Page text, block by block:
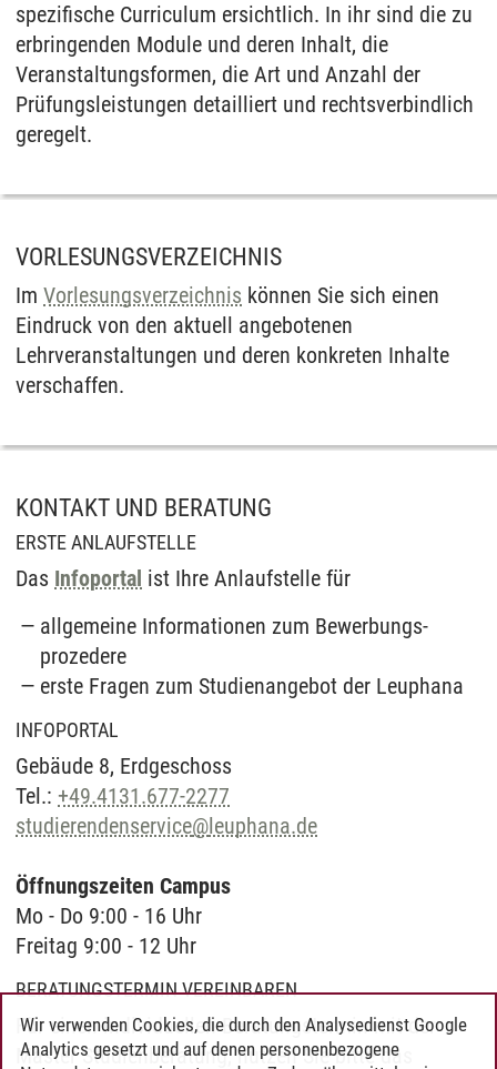
spezifische Curriculum ersichtlich. In ihr sind die zu
erbringenden Module und deren Inhalt, die
Veranstaltungs­formen, die Art und Anzahl der
Prüfungs­leistungen detailliert und rechts­verbindlich
geregelt.
VORLESUNGSVERZEICHNIS
Im Vorlesungsverzeichnis können Sie sich einen
Eindruck von den aktuell angebotenen
Lehrveranstaltungen und deren konkreten Inhalte
verschaffen.
KONTAKT UND BERATUNG
ERSTE ANLAUFSTELLE
Das Infoportal ist Ihre Anlauf­stelle für
allgemeine Informationen zum Bewerbungs­
prozedere
erste Fragen zum Studien­angebot der Leuphana
INFOPORTAL
Gebäude 8, Erd­ge­schoss
Tel.: +49.4131.677-2277
studierendenservice@leuphana.de
Öffnungszeiten Campus
Mo - Do 9:00 - 16 Uhr
Freitag 9:00 - 12 Uhr
BERATUNGSTERMIN VEREINBAREN
Für einen individuellen Beratungs­termin mit der
Master Studien­beratung, nutzen Sie bitte das
Wir verwenden Cookies, die durch den Analysedienst Google
Analytics gesetzt und auf denen personenbezogene